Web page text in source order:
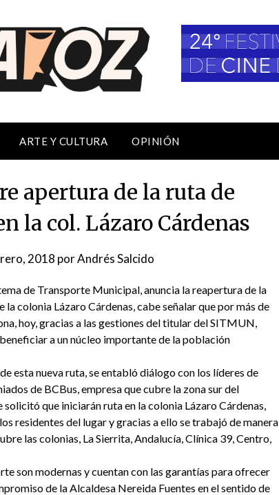
ARTE Y CULTURA OPINIÓN
apertura de la ruta de
la col. Lázaro Cárdenas
2018 porAndrés Salcido
de Transporte Municipal, anuncia la reapertura de la
colonia Lázaro Cárdenas, cabe señalar que por más de
hoy, gracias a las gestiones del titular del SITMUN,
a un núcleo importante de la población
esta nueva ruta, se entabló diálogo con los líderes de
de BCBus, empresa que cubre la zona sur del
que iniciarán ruta en la colonia Lázaro Cárdenas,
residentes del lugar y gracias a ello se trabajó de manera
las colonias, La Sierrita, Andalucía, Clínica 39, Centro,
son modernas y cuentan con las garantías para ofrecer
de la Alcaldesa Nereida Fuentes en el sentido de